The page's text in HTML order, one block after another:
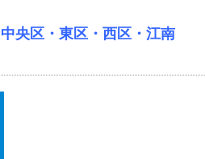
央区・東区・西区・江南